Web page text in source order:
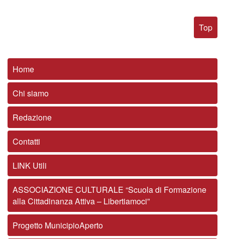
Top
Home
Chi siamo
Redazione
Contatti
LINK Utili
ASSOCIAZIONE CULTURALE “Scuola di Formazione
alla Cittadinanza Attiva – Libertiamoci”
Progetto MunicipioAperto